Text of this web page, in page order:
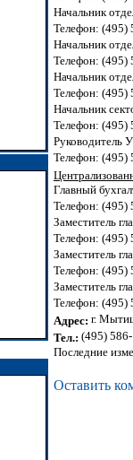
Начальник
Телефон: (495)
Начальник
Телефон: (495)
Начальник
Телефон: (495)
Начальник
Телефон: (495)
Руководитель
Телефон: (495)
Главный
Телефон: (495)
Заместитель
Телефон: (495)
Заместитель
Телефон: (495)
Заместитель
Телефон: (495)
Адрес: г.
Тел.: (495)
Последние
Оставить